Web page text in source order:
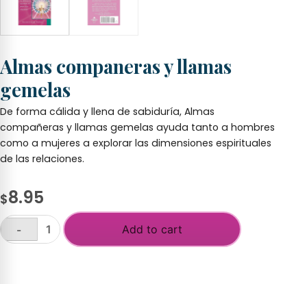
Almas companeras y llamas
gemelas
De forma cálida y llena de sabiduría, Almas
compañeras y llamas gemelas ayuda tanto a hombres
como a mujeres a explorar las dimensiones espirituales
de las relaciones.
$8.95
Almas
-
Add to cart